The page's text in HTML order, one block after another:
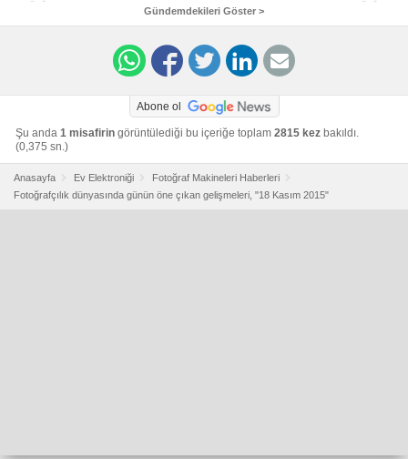
Gündemdekileri Göster >
Abone ol
Şu anda 1 misafirin görüntülediği bu içeriğe toplam 2815 kez bakıldı.
(0,375 sn.)
Anasayfa Ev Elektroniği
Fotoğraf Makineleri Haberleri
Fotoğrafçılık dünyasında günün öne çıkan gelişmeleri, "18 Kasım 2015"